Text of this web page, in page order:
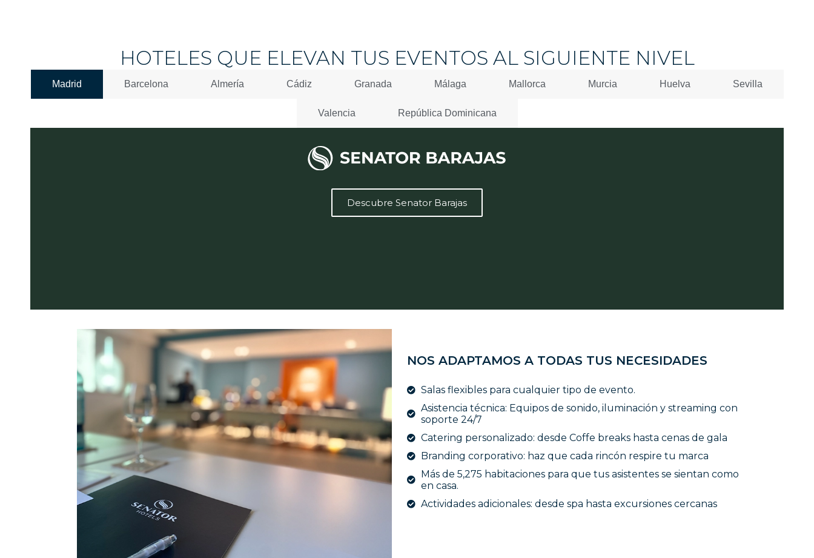
HOTELES QUE ELEVAN TUS EVENTOS AL SIGUIENTE NIVEL
Madrid Barcelona Almería Cádiz Granada Málaga Mallorca Murcia Huelva Sevilla
Valencia República Dominicana
Descubre Senator Barajas
NOS ADAPTAMOS A TODAS TUS NECESIDADES
Salas flexibles para cualquier tipo de evento.
Asistencia técnica: Equipos de sonido, iluminación y streaming con
soporte 24/7
Catering personalizado: desde Coffe breaks hasta cenas de gala
Branding corporativo: haz que cada rincón respire tu marca
Más de 5,275 habitaciones para que tus asistentes se sientan como
en casa.
Actividades adicionales: desde spa hasta excursiones cercanas